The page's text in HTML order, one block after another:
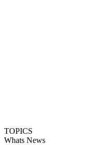
TOPICS
Whats News